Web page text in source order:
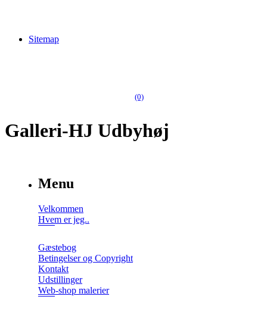
Sitemap
(0)
Galleri-HJ Udbyhøj
Menu
Velkommen
Hvem er jeg..
Gæstebog
Betingelser og Copyright
Kontakt
Udstillinger
Web-shop malerier